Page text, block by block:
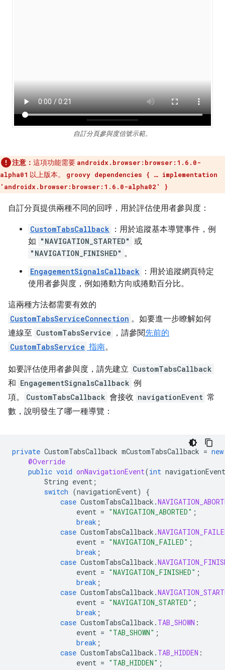
自訂分頁參與度信號示範。
注意： 這項功能需要 androidx.browser:browser:1.6.0-
alpha01 以上版本。
groovy dependencies { … implementation
'androidx.browser:browser:1.6.0-alpha02' }
自訂分頁提供兩種不同的回呼，用於評估使用者參與度：
CustomTabsCallback
：用於追蹤基本導覽事件，例
如 "NAVIGATION_STARTED" 或
"NAVIGATION_FINISHED" 。
EngagementSignalsCallback
：用於追蹤網頁特定
使用者參與度，例如捲動方向或捲動百分比。
這兩種方法都需要有效的
CustomTabsServiceConnection 。如要進一步瞭解如何
連線至 CustomTabsService ，請參閱先前的
CustomTabsService 指南。
如要評估使用者參與度，請先建立 CustomTabsCallback
和 EngagementSignalsCallback 例
項。
CustomTabsCallback 會接收 navigationEvent 常
數，說明發生了哪一種導覽：
private CustomTabsCallback mCustomTabsCallback = new
@Override
public void onNavigationEvent(int navigationEvent
String event ;
switch (navigationEvent)
{
case CustomTabsCallback .
event = "NAVIGATION_ABORTED" ;
break ;
case CustomTabsCallback .
event = "NAVIGATION_FAILED" ;
break ;
case CustomTabsCallback .
event = "NAVIGATION_FINISHED" ;
break ;
case CustomTabsCallback .
event = "NAVIGATION_STARTED" ;
break ;
case CustomTabsCallback . TAB_SHOWN :
event = "TAB_SHOWN" ;
break ;
case CustomTabsCallback . TAB_HIDDEN :
event = "TAB_HIDDEN" ;